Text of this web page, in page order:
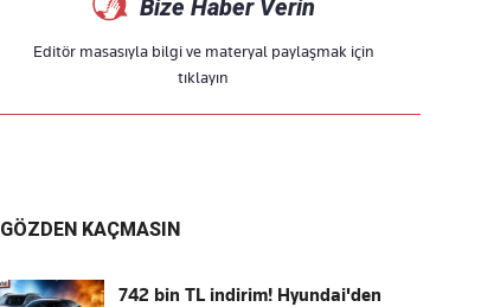
Bize Haber Verin
Editör masasıyla bilgi ve materyal paylaşmak için
tıklayın
GÖZDEN KAÇMASIN
742 bin TL indirim! Hyundai'den